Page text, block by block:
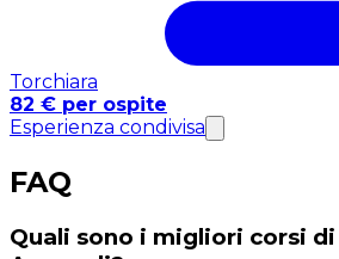
Torchiara
82 € per ospite
Esperienza condivisa
FAQ
Quali sono i migliori corsi di